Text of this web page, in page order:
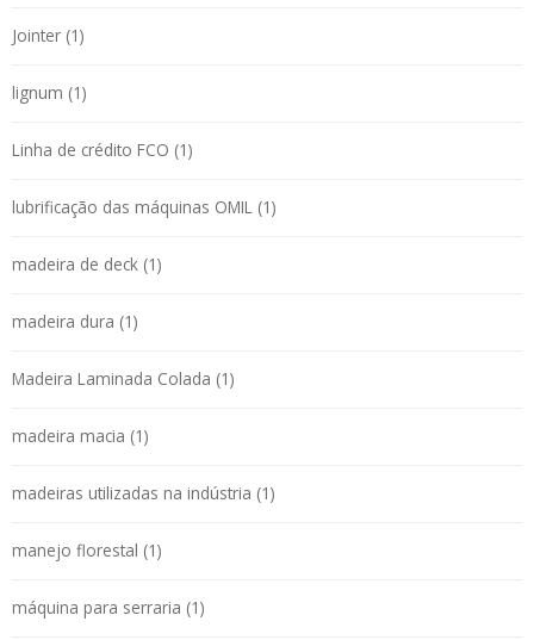
Jointer (1)
lignum (1)
Linha de crédito FCO (1)
lubrificação das máquinas OMIL (1)
madeira de deck (1)
madeira dura (1)
Madeira Laminada Colada (1)
madeira macia (1)
madeiras utilizadas na indústria (1)
manejo florestal (1)
máquina para serraria (1)